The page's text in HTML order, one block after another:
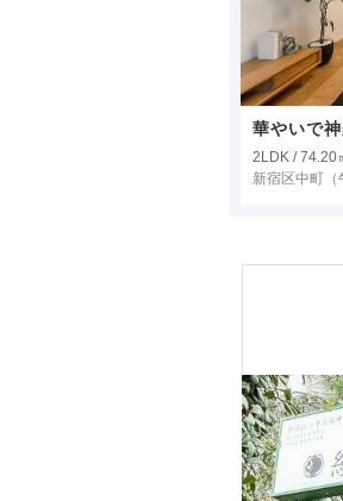
華やいで
2LDK / 74.20
新宿区中町